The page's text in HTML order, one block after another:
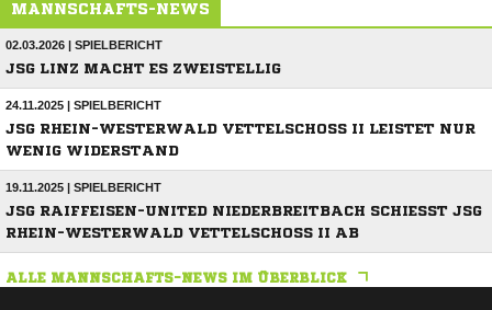
MANNSCHAFTS-NEWS
02.03.2026 | SPIELBERICHT
JSG LINZ MACHT ES ZWEISTELLIG
24.11.2025 | SPIELBERICHT
JSG RHEIN-WESTERWALD VETTELSCHOSS II LEISTET NUR W
ENIG WIDERSTAND
19.11.2025 | SPIELBERICHT
JSG RAIFFEISEN-UNITED NIEDERBREITBACH SCHIESST JSG R
HEIN-WESTERWALD VETTELSCHOSS II AB
ALLE MANNSCHAFTS-NEWS IM ÜBERBLICK